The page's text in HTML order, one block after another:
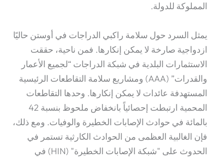
المملوكة للدولة.
يمثل السرد حول سلامة راكبي الدراجات في أوستن حاليًا
ازدواجية صارخة لا يمكن إنكارها. فمن ناحية، حققت
الاستثمارات البلدية في شبكة الدراجات “لجميع الأعمار
والقدرات” (AAA) ومشاريع سلامة التقاطعات الرئيسية
المستهدفة عائدات لا يمكن إنكارها. وحدها التقاطعات
المحمية ارتبطت إحصائياً بانخفاض ملحوظ بنسبة 42
بالمائة في حوادث الإصابات الخطيرة والوفيات. ومع ذلك،
فإن الغالبية العظمى من الحوادث الكارثية تستمر في
الحدوث على "شبكة الإصابات الخطيرة" (HIN) في